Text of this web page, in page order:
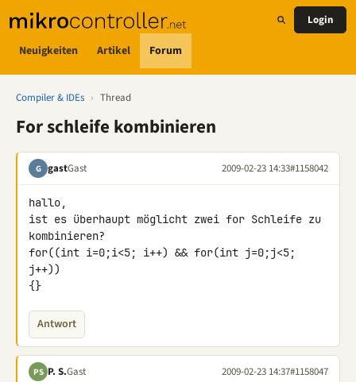
Neuigkeiten Artikel Forum
Login
Compiler & IDEs › Thread
For schleife kombinieren
G gastGast 2009-02-23 14:33#1158042
hallo,
ist es überhaupt möglicht zwei for Schleife zu
kombinieren?
for((int i=0;i<5; i++) && for(int j=0;j<5;
j++))
{}
Antwort
PS P. S.Gast 2009-02-23 14:37#1158047